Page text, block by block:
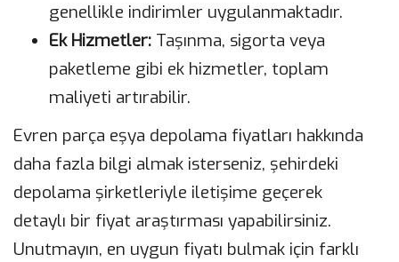
genellikle indirimler uygulanmaktadır.
Ek Hizmetler: Taşınma, sigorta veya
paketleme gibi ek hizmetler, toplam
maliyeti artırabilir.
Evren parça eşya depolama fiyatları hakkında
daha fazla bilgi almak isterseniz, şehirdeki
depolama şirketleriyle iletişime geçerek
detaylı bir fiyat araştırması yapabilirsiniz.
Unutmayın, en uygun fiyatı bulmak için farklı